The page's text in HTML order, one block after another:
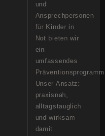
und
Ansprechpersonen
für Kinder in
Not bieten wir
ein
umfassendes
Unser Ansatz:
praxisnah,
alltagstauglich
und wirksam –
damit